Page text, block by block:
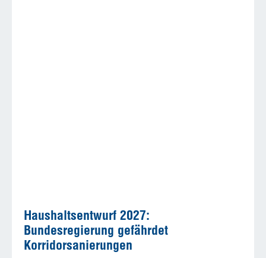
Haushaltsentwurf 2027:
Bundesregierung gefährdet
Korridorsanierungen